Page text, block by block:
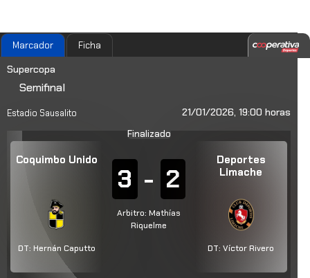
Marcador Ficha
Supercopa
Semifinal
Estadio Sausalito 21/01/2026, 19:00 horas
Coquimbo Unido
DT: Hernán Caputto
Finalizado
3 - 2
Arbitro: Mathías
Riquelme
Deportes
Limache
DT:Víctor Rivero